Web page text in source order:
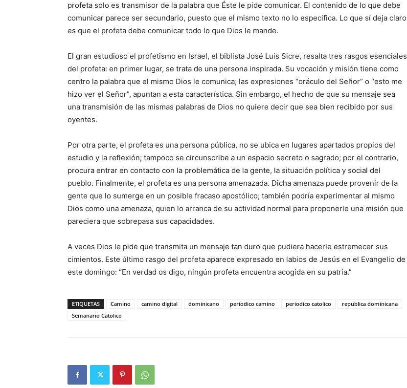
profeta solo es transmisor de la pala­bra que Éste le pide comunicar. El contenido de lo que debe
comunicar parece ser secundario, puesto que el mismo texto no lo especifica. Lo que sí deja claro
es que el profeta debe comunicar todo lo que Dios le mande.
El gran estudioso el profetismo en Israel, el biblista José Luis Sicre, re­salta tres rasgos esenciales
del profeta: en primer lugar, se trata de una persona inspirada. Su vocación y misión tiene como
centro la palabra que el mismo Dios le comunica; las expresiones “oráculo del Señor” o “esto me
hizo ver el Señor”, apuntan a esta característica. Sin embargo, el hecho de que su mensaje sea
una transmisión de las mismas palabras de Dios no quiere decir que sea bien recibido por sus
oyentes.
Por otra parte, el profeta es una persona pú­blica, no se ubica en luga­res apartados propios del
estudio y la refle­xión; tampoco se circunscribe a un espacio secreto o sagrado; por el contrario,
procura entrar en contacto con la problemática de la gente, la situación política y social del
pueblo. Finalmente, el profeta es una persona amenazada. Dicha amenaza puede provenir de la
gente que lo sumerge en un posible fracaso apostólico; también podría experimentar al mis­mo
Dios como una amenaza, quien lo arranca de su actividad normal para proponerle una misión que
pare­ciera que sobrepasa sus capacidades.
A veces Dios le pide que trans­mita un mensaje tan duro que pu­diera hacerle estremecer sus
cimientos. Este último rasgo del profeta aparece expresado en labios de Jesús en el Evangelio de
este domingo: “En verdad os digo, ningún profeta encuentra acogida en su patria.”
ETIQUETAS Camino camino digital dominicano periodico camino periodico catolico
republica dominicana
Semanario Catolico